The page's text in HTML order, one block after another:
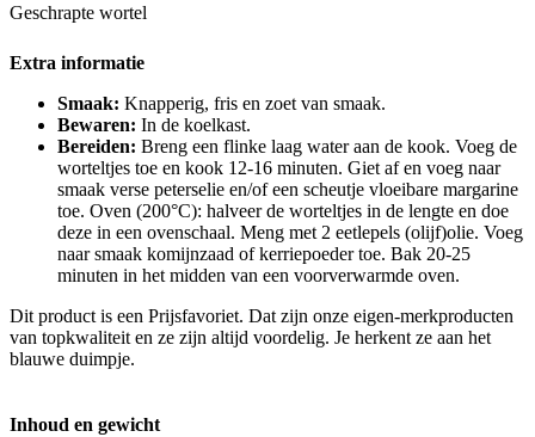
Geschrapte wortel
Extra informatie
Smaak: Knapperig, fris en zoet van smaak.
Bewaren: In de koelkast.
Bereiden: Breng een flinke laag water aan de kook. Voeg de
worteltjes toe en kook 12-16 minuten. Giet af en voeg naar
smaak verse peterselie en/of een scheutje vloeibare margarine
toe. Oven (200°C): halveer de worteltjes in de lengte en doe
deze in een ovenschaal. Meng met 2 eetlepels (olijf)olie. Voeg
naar smaak komijnzaad of kerriepoeder toe. Bak 20-25
minuten in het midden van een voorverwarmde oven.
Dit product is een Prijsfavoriet. Dat zijn onze eigen-merkproducten
van topkwaliteit en ze zijn altijd voordelig. Je herkent ze aan het
blauwe duimpje.
Inhoud en gewicht